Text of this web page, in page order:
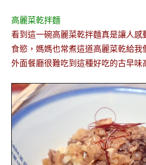
高麗菜乾拌麵
看到這一碗高麗菜乾拌麵真是讓人感
食慾，媽媽也常煮這道高麗菜乾給我
外面餐廳很難吃到這種好吃的古早味